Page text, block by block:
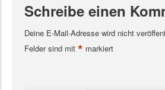
Schreibe einen
Deine E-Mail-Adresse wird nicht
Felder sind mit * markiert